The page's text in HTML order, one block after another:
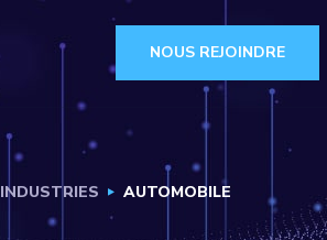
NOUS REJOINDRE
INDUSTRIES AUTOMOBILE